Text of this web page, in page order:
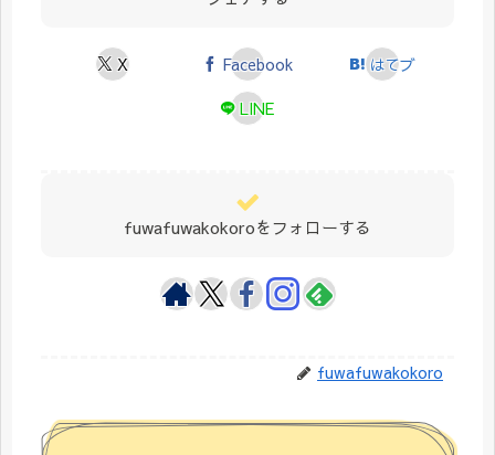
X Facebook
はてブ
LINE
fuwafuwakokoroをフォローする
fuwafuwakokoro